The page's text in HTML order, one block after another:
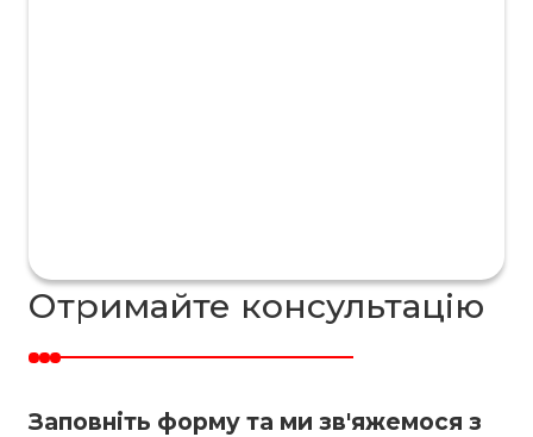
Отримайте консультацію
Заповніть форму та ми зв'яжемося з